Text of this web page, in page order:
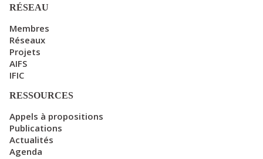
RÉSEAU
Membres
Réseaux
Projets
AIFS
IFIC
RESSOURCES
Appels à propositions
Publications
Actualités
Agenda